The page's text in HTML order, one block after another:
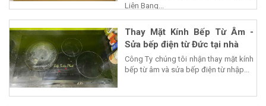
Liên Bang...
Thay Mặt Kính Bếp Từ Âm -
Sửa bếp điện từ Đức tại nhà
Công Ty chúng tôi nhận thay mặt kính
bếp từ âm và sửa bếp điện từ nhập...